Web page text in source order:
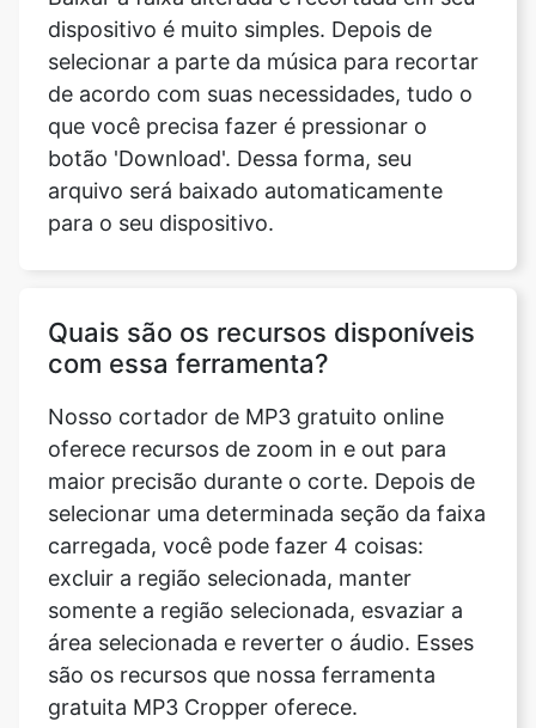
que você precisa fazer é pressionar o
botão 'Download'. Dessa forma, seu
arquivo será baixado automaticamente
para o seu dispositivo.
Quais são os recursos disponíveis
oferece recursos de zoom in e out para
maior precisão durante o corte. Depois de
selecionar uma determinada seção da faixa
carregada, você pode fazer 4 coisas:
excluir a região selecionada, manter
somente a região selecionada, esvaziar a
área selecionada e reverter o áudio. Esses
são os recursos que nossa ferramenta
gratuita MP3 Cropper oferece.
Eu tenho que pagar para cortar o